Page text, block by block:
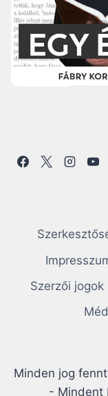
Szerzői jogok
Minden jog
- Mindent